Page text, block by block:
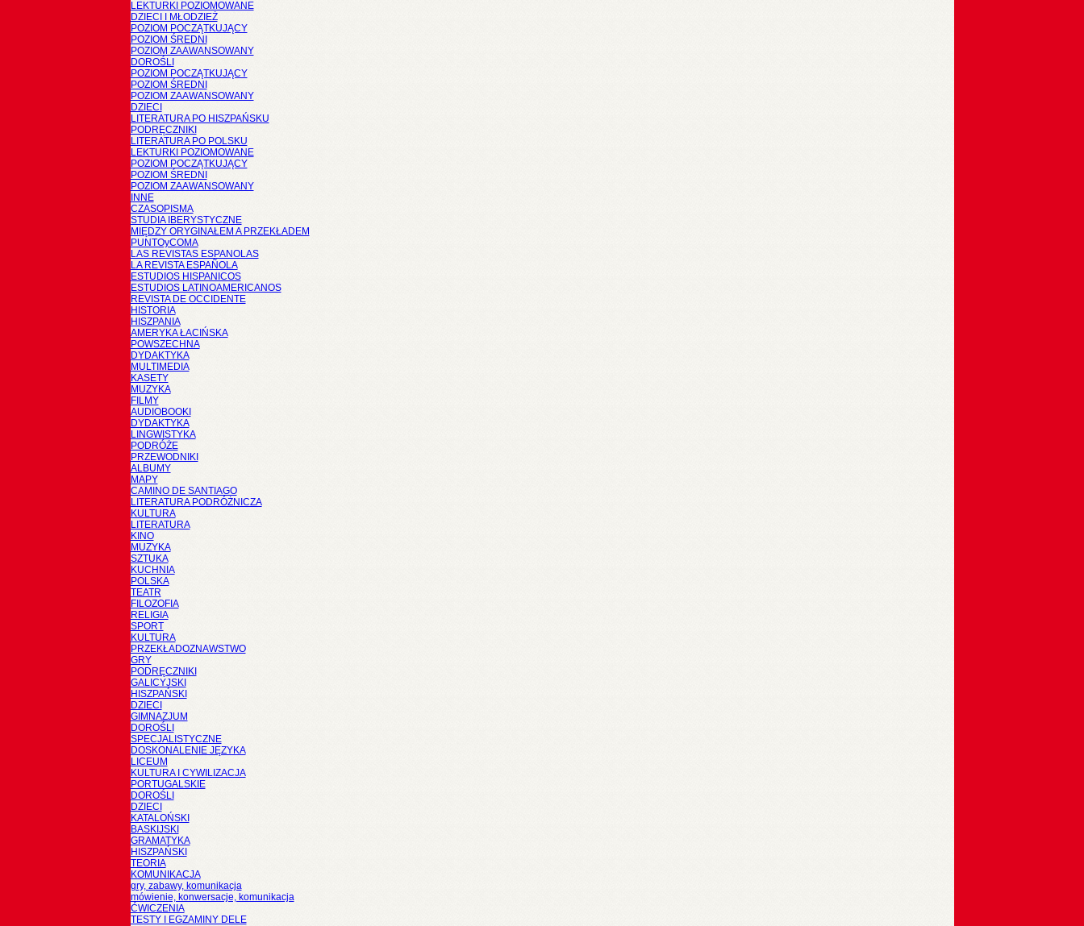
LEKTURKI POZIOMOWANE
DZIECI I MŁODZIEŻ
POZIOM POCZĄTKUJĄCY
POZIOM ŚREDNI
POZIOM ZAAWANSOWANY
DOROŚLI
POZIOM POCZĄTKUJĄCY
POZIOM ŚREDNI
POZIOM ZAAWANSOWANY
DZIECI
LITERATURA PO HISZPAŃSKU
PODRĘCZNIKI
LITERATURA PO POLSKU
LEKTURKI POZIOMOWANE
POZIOM POCZĄTKUJĄCY
POZIOM ŚREDNI
POZIOM ZAAWANSOWANY
INNE
CZASOPISMA
STUDIA IBERYSTYCZNE
MIĘDZY ORYGINAŁEM A PRZEKŁADEM
PUNTOyCOMA
LAS REVISTAS ESPANOLAS
LA REVISTA ESPAÑOLA
ESTUDIOS HISPANICOS
ESTUDIOS LATINOAMERICANOS
REVISTA DE OCCIDENTE
HISTORIA
HISZPANIA
AMERYKA ŁACIŃSKA
POWSZECHNA
DYDAKTYKA
MULTIMEDIA
KASETY
MUZYKA
FILMY
AUDIOBOOKI
DYDAKTYKA
LINGWISTYKA
PODRÓŻE
PRZEWODNIKI
ALBUMY
MAPY
CAMINO DE SANTIAGO
LITERATURA PODRÓŻNICZA
KULTURA
LITERATURA
KINO
MUZYKA
SZTUKA
KUCHNIA
POLSKA
TEATR
FILOZOFIA
RELIGIA
SPORT
KULTURA
PRZEKŁADOZNAWSTWO
GRY
PODRĘCZNIKI
GALICYJSKI
HISZPAŃSKI
DZIECI
GIMNAZJUM
DOROŚLI
SPECJALISTYCZNE
DOSKONALENIE JĘZYKA
LICEUM
KULTURA I CYWILIZACJA
PORTUGALSKIE
DOROŚLI
DZIECI
KATALOŃSKI
BASKIJSKI
GRAMATYKA
HISZPAŃSKI
TEORIA
KOMUNIKACJA
gry, zabawy, komunikacja
mówienie, konwersacje, komunikacja
ĆWICZENIA
TESTY I EGZAMINY DELE